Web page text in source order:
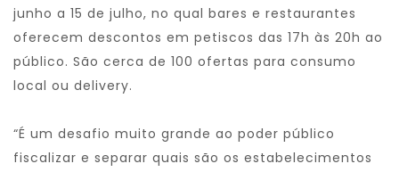
junho a 15 de julho, no qual bares e restaurantes
oferecem descontos em petiscos das 17h às 20h ao
público. São cerca de 100 ofertas para consumo
local ou delivery.
“É um desafio muito grande ao poder público
fiscalizar e separar quais são os estabelecimentos